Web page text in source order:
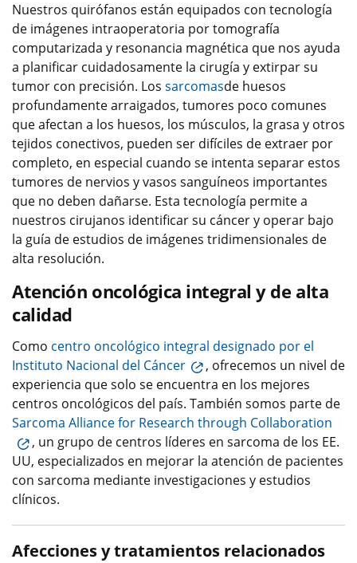
Nuestros quirófanos están equipados con tecnología
de imágenes intraoperatoria por tomografía
computarizada y resonancia magnética que nos ayuda
a planificar cuidadosamente la cirugía y extirpar su
tumor con precisión. Los sarcomasde huesos
profundamente arraigados, tumores poco comunes
que afectan a los huesos, los músculos, la grasa y otros
tejidos conectivos, pueden ser difíciles de extraer por
completo, en especial cuando se intenta separar estos
tumores de nervios y vasos sanguíneos importantes
que no deben dañarse. Esta tecnología permite a
nuestros cirujanos identificar su cáncer y operar bajo
la guía de estudios de imágenes tridimensionales de
alta resolución.
Atención oncológica integral y de alta
calidad
Como centro oncológico integral designado por el
Instituto Nacional del Cáncer
, ofrecemos un nivel de
experiencia que solo se encuentra en los mejores
centros oncológicos del país. También somos parte de
Sarcoma Alliance for Research through Collaboration
, un grupo de centros líderes en sarcoma de los EE.
UU, especializados en mejorar la atención de pacientes
con sarcoma mediante investigaciones y estudios
clínicos.
Afecciones y tratamientos relacionados